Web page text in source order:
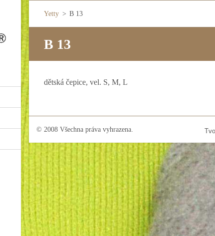
Yetty > B 13
B 13
dětská čepice, vel. S, M, L
© 2008 Všechna práva vyhrazena.